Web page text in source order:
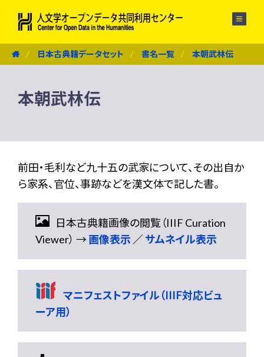
日本古典籍データセット 書名一覧 本朝武林伝
本朝武林伝
前田・毛利など九十五の武家について、その出自か
ら家系、官位、事跡などを漢文体で記した書。
日本古典籍画像の閲覧（IIIF Curation
Viewer） →画像表示 ／サムネイル表示
マニフェストファイル（IIIF対応ビュ
ーア用）